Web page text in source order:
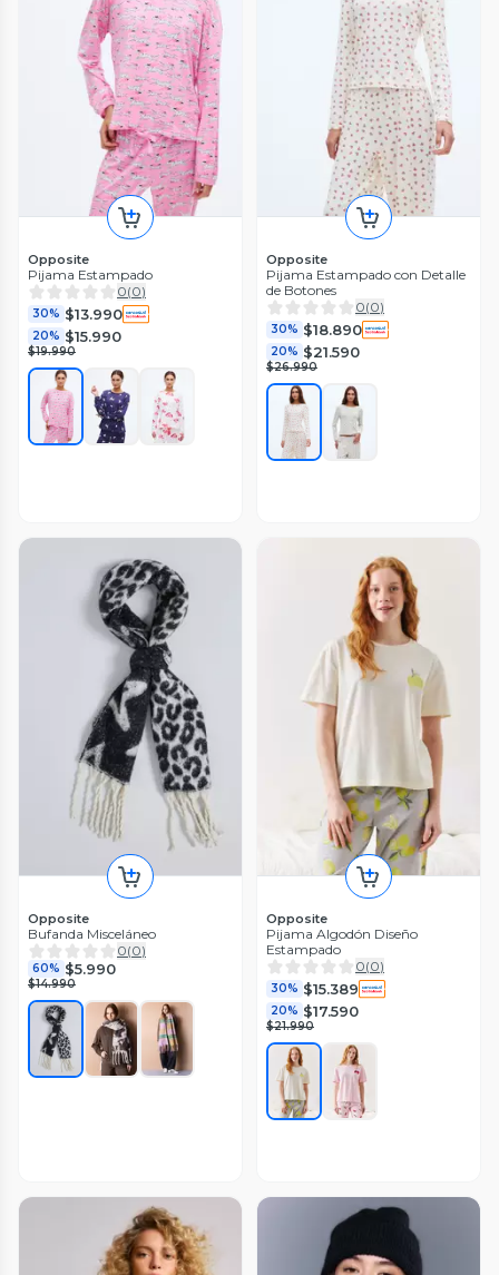
Opposite
Pijama Estampado
0(0)
30% $13.990
20% $15.990
$19.990
Opposite
Pijama Estampado con Detalle
de Botones
0(0)
30% $18.890
20% $21.590
$26.990
Opposite
Bufanda Misceláneo
0(0)
60% $5.990
$14.990
Opposite
Pijama Algodón Diseño
Estampado
0(0)
30% $15.389
20% $17.590
$21.990